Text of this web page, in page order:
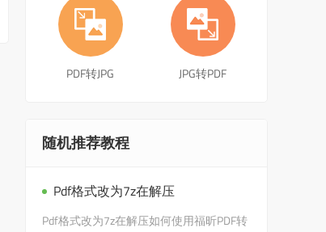
PDF转JPG JPG转PDF
随机推荐教程
Pdf格式改为7z在解压
Pdf格式改为7z在解压如何使用福昕PDF转